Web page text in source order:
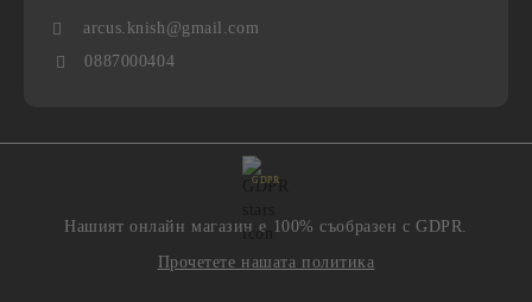
arcus.knish@gmail.com
0887000404
GDPR
Нашият онлайн магазин е 100% съобразен с GDPR.
Прочетете нашата политика